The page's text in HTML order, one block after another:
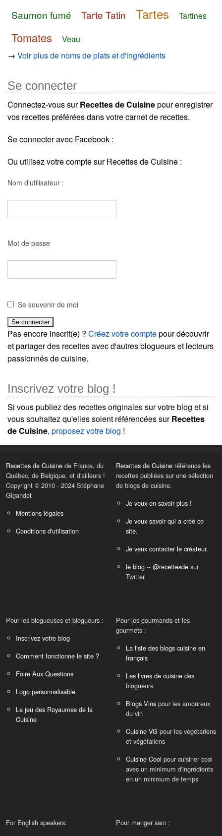
Saumon fumé Tarte Tatin Tartes Tartines
Tomates
Veau
→ Voir plus de noms de plats et d'ingrédients
Se connecter
Connectez-vous surRecettes de Cuisinepour enregistrer
vos recettes préférées dans votre carnet de recettes.
Se connecter avec Facebook :
Ou utilisez votre compte sur Recettes de Cuisine :
Nom d'utilisateur :
Mot de passe
Se souvenir de moi
Pas encore inscrit(e) ? Créez votre comptepour découvrir
et partager des recettes avec d'autres blogueurs et lecteurs
passionnés de cuisine.
Inscrivez votre blog !
Si vous publiez des recettes originales sur votre blog et si
vous souhaitez qu'elles soient référencées surRecettes
de Cuisine, proposez votre blog !
Recettes de Cuisine de France, du
Québec, de Belgique, et d'ailleurs !
Copyright © 2010 - 2024 Stéphane
Gigandet
Mentions légales
Conditions d'utilisation
Recettes de Cuisine référence les
recettes publiées sur une sélection
de blogs de cuisine.
Je veux en savoir plus !
Je veux savoir qui a créé ce
site.
Je veux contacter le créateur.
le blog -- @recettesde sur
Twitter
Pour les blogueuses et blogueurs :
Inscrivez votre blog
Comment fonctionne le site ?
Foire Aux Questions
Logo personnalisable
Le jeu des Royaumes de la
Cuisine
Pour les gourmands et les
gourmets :
La liste des blogs cuisine en
français
Les livres de cuisine des
blogueurs
Blogs Vins pour les amoureux
du vin
Cuisine VG pour les végétariens
et végétaliens
Cuisine Cool pour cuisiner cool
avec un minimum d'ingrédients
en un minimum de temps
For English speakers:
Pour manger sain :